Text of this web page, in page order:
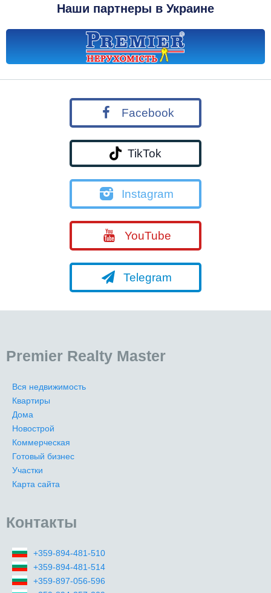
Наши партнеры в Украине
Facebook
TikTok
Instagram
YouTube
Telegram
Premier Realty Master
Вся недвижимость
Квартиры
Дома
Новострой
Коммерческая
Готовый бизнес
Участки
Карта сайта
Контакты
+359-894-481-510
+359-894-481-514
+359-897-056-596